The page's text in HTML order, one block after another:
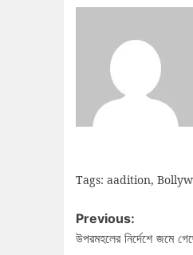
Tags: aadition,
Previous:
উপরমহলের নির্দেশে জমে